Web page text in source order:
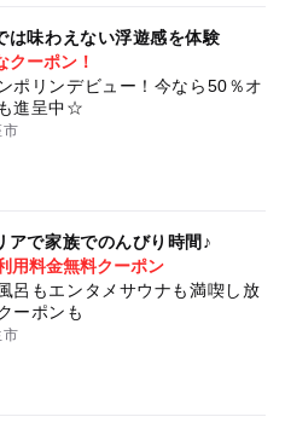
は味わえない浮遊感を体験
クーポン！
ポリンデビュー！今なら50％オ
進呈中☆
市
アで家族でのんびり時間♪
用料金無料クーポン
呂もエンタメサウナも満喫し放
ーポンも
市